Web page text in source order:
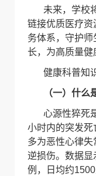
未来，学校
链接优质医疗资
务体系，守护
长，为高质量健
健康科普知
（一）什么
心源性猝死
小时内的突发
多为恶性心律
逆损伤。数据
例，日均约1500